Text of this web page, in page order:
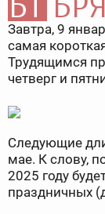
Завтра, 9
самая
Трудящимся
четверг и
Следующие
мае. К слову,
2025 году
праздничных